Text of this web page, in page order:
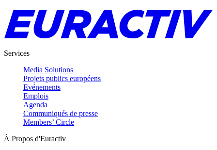
Services
Media Solutions
Projets publics européens
Evénements
Emplois
Agenda
Communiqués de presse
Members’ Circle
À Propos d'Euractiv